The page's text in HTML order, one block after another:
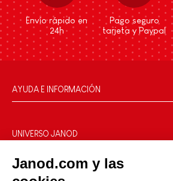
Janod.com y las
Envío rápido en
24h
Pago seguro
tarjeta y Paypal
AYUDA E INFORMACIÓN
Preguntas más frecuentes
Tiendas
UNIVERSO JANOD
NUESTROS SERVICIOS